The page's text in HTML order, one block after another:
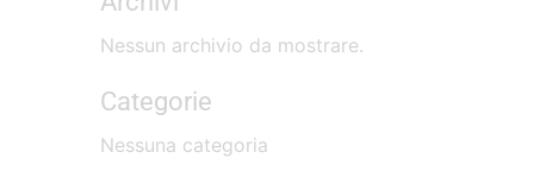
Nessun archivio da mostrare.
Categorie
Nessuna categoria